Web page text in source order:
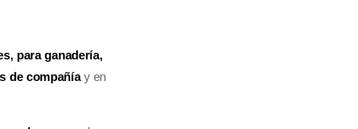
para ganadería,
de compañíay en